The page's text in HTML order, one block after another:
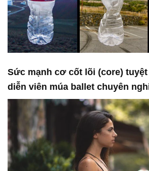
Sức mạnh cơ cốt lõi (core)
diễn viên múa ballet chuyên